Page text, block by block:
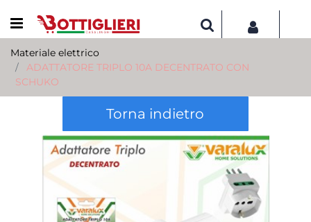
Open menu
Materiale elettrico
ADATTATORE TRIPLO 10A DECENTRATO CON
SCHUKO
Torna indietro